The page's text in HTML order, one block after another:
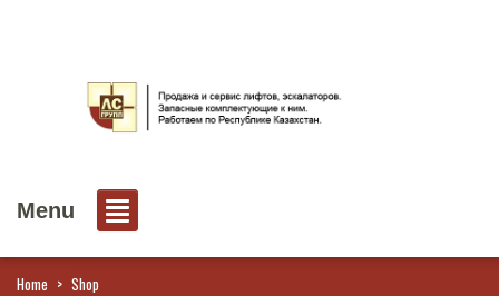
Menu
Home > Shop